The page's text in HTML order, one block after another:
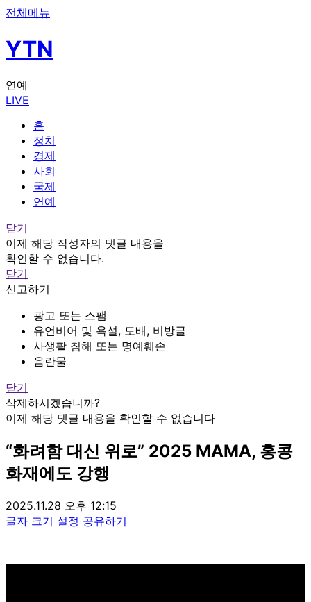
전체메뉴
YTN
연예
LIVE
홈
정치
경제
사회
국제
연예
닫기
이제 해당 작성자의 댓글 내용을
확인할 수 없습니다.
닫기
신고하기
광고 또는 스팸
유언비어 및 욕설, 도배, 비방글
사생활 침해 또는 명예훼손
음란물
닫기
삭제하시겠습니까?
이제 해당 댓글 내용을 확인할 수 없습니다
“화려함 대신 위로” 2025 MAMA, 홍콩
화재에도 강행
2025.11.28 오후 12:15
글자 크기 설정 공유하기